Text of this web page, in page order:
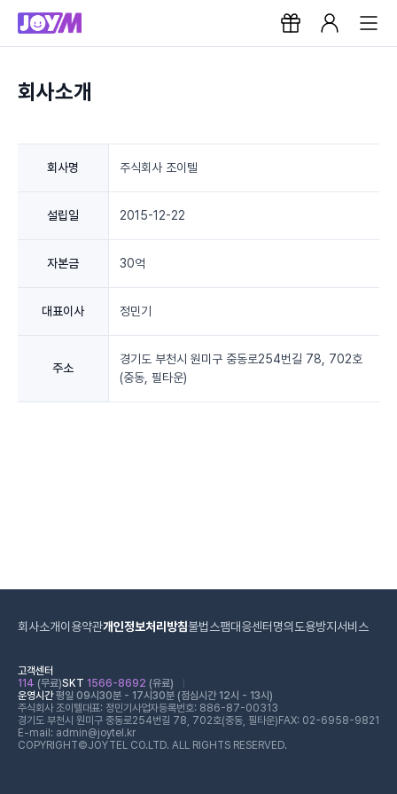
회사소개
회사명 주식회사 조이텔
설립일 2015-12-22
자본금 30억
대표이사 정민기
주소
경기도 부천시 원미구 중동로254번길 78, 702호
(중동, 필타운)
회사소개이용약관개인정보처리방침불법스팸대응센터 명의도용방지서비스
고객센터
114 (무료)SKT 1566-8692 (유료)
운영시간평일 09시30분 - 17시30분 (점심시간 12시 - 13시)
주식회사 조이텔대표: 정민기 사업자등록번호: 886-87-00313
경기도 부천시 원미구 중동로254번길 78, 702호(중동, 필타운) FAX: 02-6958-9821
E-mail: admin@joytel.kr
COPYRIGHT©JOYTEL CO.LTD. ALL RIGHTS RESERVED.